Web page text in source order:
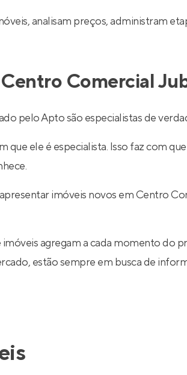
analisam preços, administram
Comercial
pelo Apto são especialistas de
ele é especialista. Isso faz com
imóveis novos em Centro
agregam a cada momento do
estão sempre em busca de